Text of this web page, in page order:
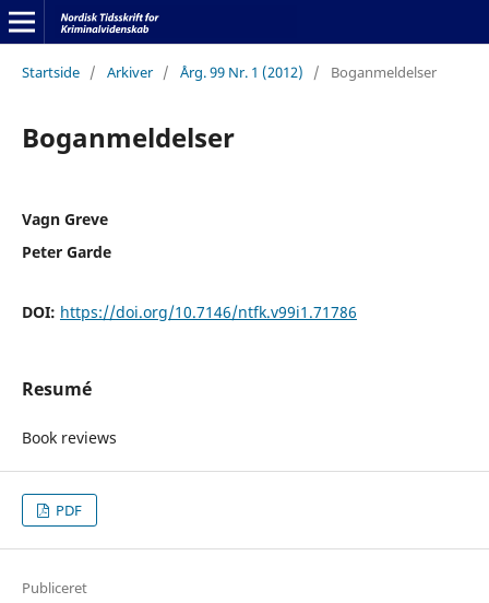
Startside / Arkiver / Årg. 99 Nr. 1 (2012) / Boganmeldelser
Boganmeldelser
Vagn Greve
Peter Garde
DOI: https://doi.org/10.7146/ntfk.v99i1.71786
Resumé
Book reviews
PDF
Publiceret